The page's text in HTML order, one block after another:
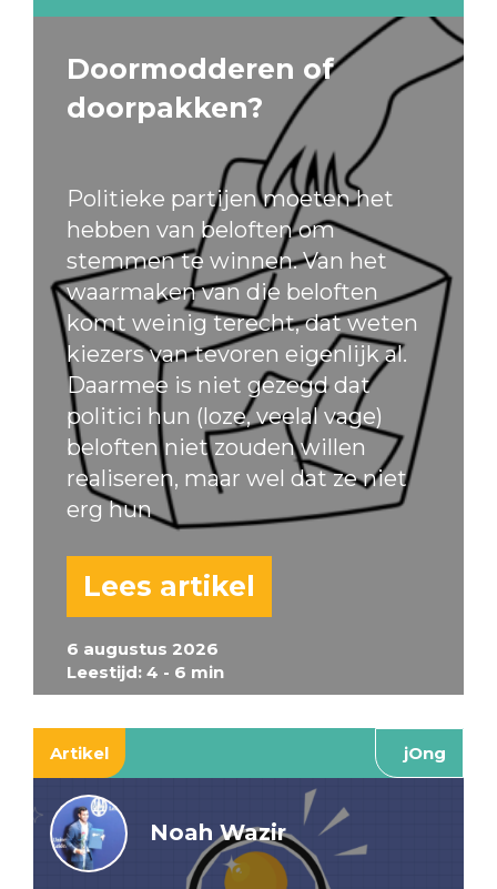
6 augustus 2026
Leestijd: 4 - 6 min
Doormodderen of
doorpakken?
Politieke partijen moeten het
hebben van beloften om
stemmen te winnen. Van het
waarmaken van die beloften
komt weinig terecht, dat weten
kiezers van tevoren eigenlijk al.
Daarmee is niet gezegd dat
politici hun (loze, veelal vage)
beloften niet zouden willen
realiseren, maar wel dat ze niet
erg hun
Lees artikel
Artikel jOng
Noah Wazir